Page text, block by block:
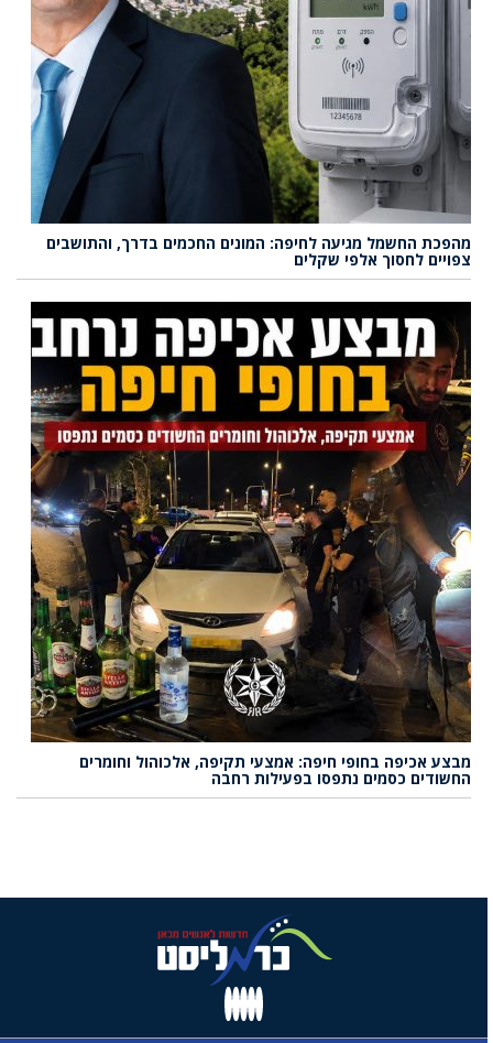
מהפכת החשמל מגיעה לחיפה: המונים החכמים בדרך, והתושבים
צפויים לחסוך אלפי שקלים
מבצע אכיפה בחופי חיפה: אמצעי תקיפה, אלכוהול וחומרים
החשודים כסמים נתפסו בפעילות רחבה